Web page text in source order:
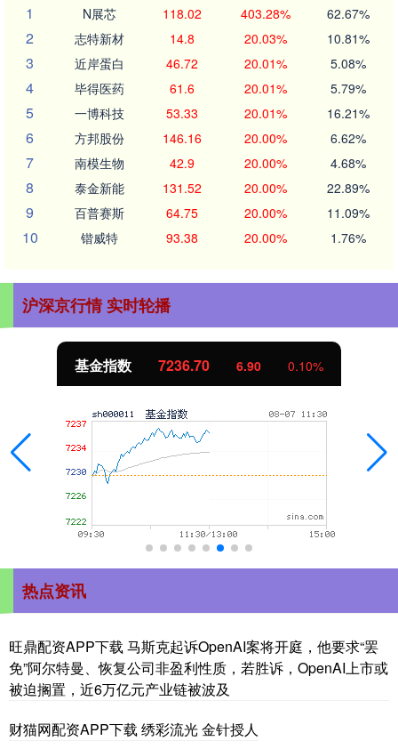
1
N展芯 118.02 403.28% 62.67%
2 志特新材 14.8 20.03% 10.81%
3 近岸蛋白 46.72 20.01% 5.08%
4 毕得医药 61.6 20.01% 5.79%
5 一博科技 53.33 20.01% 16.21%
6 方邦股份 146.16 20.00% 6.62%
7 南模生物 42.9 20.00% 4.68%
8 泰金新能 131.52 20.00% 22.89%
9 百普赛斯 64.75 20.00% 11.09%
10 锴威特 93.38 20.00% 1.76%
沪深京行情 实时轮播
基金指数 7236.70 6.90 0.10%
热点资讯
旺鼎配资APP下载 马斯克起诉OpenAI案将开庭，他要求“罢
免”阿尔特曼、恢复公司非盈利性质，若胜诉，OpenAI上市或
被迫搁置，近6万亿元产业链被波及
财猫网配资APP下载 绣彩流光 金针授人